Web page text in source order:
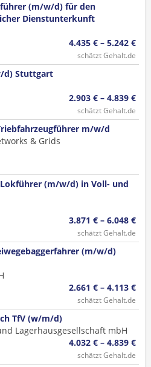
(m/w/d) für den
Dienstunterkunft
4.435 € – 5.242 €
schätzt Gehalt.de
d) Stuttgart
2.903 € – 4.839 €
schätzt Gehalt.de
m/w/d
& Grids
(m/w/d) in Voll- und
3.871 € – 6.048 €
schätzt Gehalt.de
(m/w/d)
2.661 € – 4.113 €
schätzt Gehalt.de
TfV (w/m/d)
Lagerhausgesellschaft mbH
4.032 € – 4.839 €
schätzt Gehalt.de